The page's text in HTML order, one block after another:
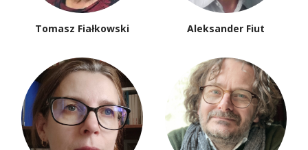
Tomasz Fiałkowski Aleksander Fiut